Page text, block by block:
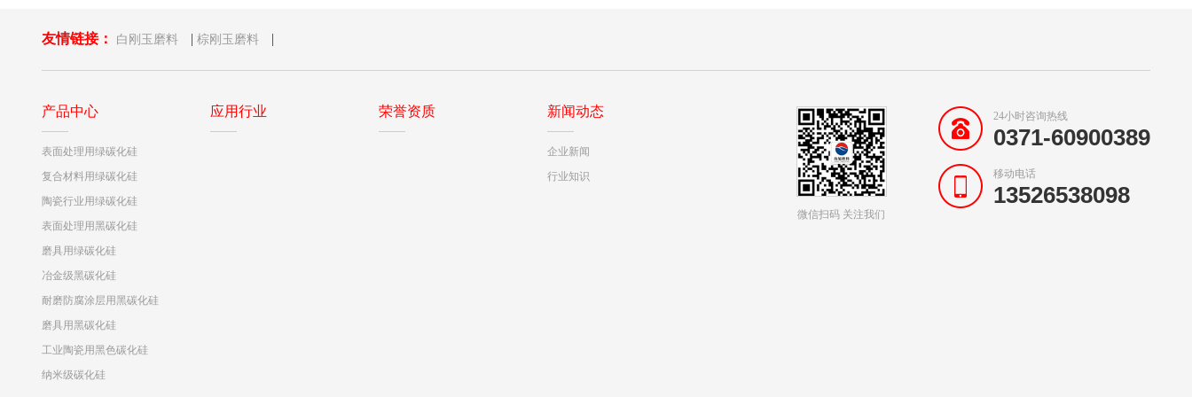
友情链接： 白刚玉磨料 | 棕刚玉磨料 |
产品中心
表面处理用绿碳化硅
复合材料用绿碳化硅
陶瓷行业用绿碳化硅
表面处理用黑碳化硅
磨具用绿碳化硅
冶金级黑碳化硅
耐磨防腐涂层用黑碳化硅
磨具用黑碳化硅
工业陶瓷用黑色碳化硅
纳米级碳化硅
应用行业 荣誉资质 新闻动态
企业新闻
行业知识
微信扫码 关注我们
24小时咨询热线
0371-60900389
移动电话
13526538098